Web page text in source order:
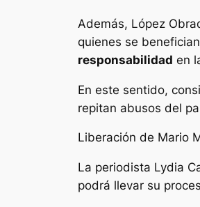
Además, López
quienes se
responsabilidad en
En este sentido,
repitan abusos del
Liberación de Mario
La periodista Lydia
podrá llevar su